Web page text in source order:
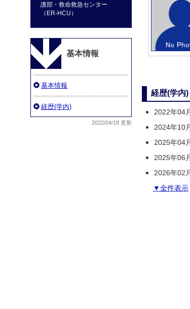
護部・救命救急センター
（ER-HCU）
基本情報
基本情報
経歴(学内)
2022/04/18 更新
経歴(学内)
2022年04
2024年10
2025年04
2025年06
2026年02
▼全件表示